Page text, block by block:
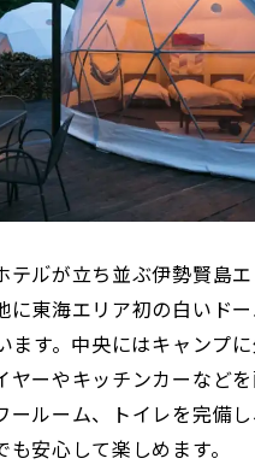
テル゙が立ち並ぶ伊勢賢島
に東海エリア初の白いド
ます。中央にはキャンプ
ヤーやキッチンカーなど
ールーム、トイレを完備
安心して楽しめます。